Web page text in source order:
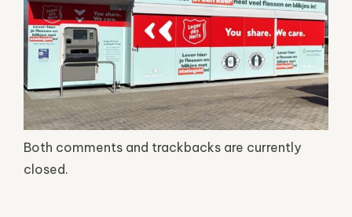
Both comments and trackbacks are currently
closed.